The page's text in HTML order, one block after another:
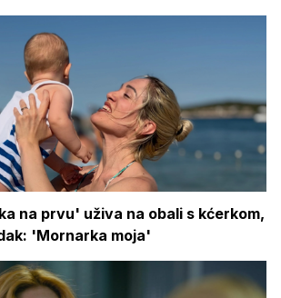
na prvu' uživa na obali s kćerkom,
'Mornarka moja'